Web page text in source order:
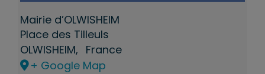
Mairie d’OLWISHEIM
Place des Tilleuls
OLWISHEIM, France
+ Google Map